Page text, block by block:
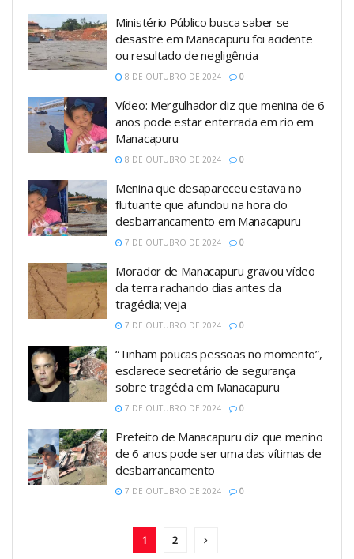
Ministério Público busca saber se
desastre em Manacapuru foi acidente
ou resultado de negligência
8 DE OUTUBRO DE 2024 0
Vídeo: Mergulhador diz que menina de 6
anos pode estar enterrada em rio em
Manacapuru
8 DE OUTUBRO DE 2024 0
Menina que desapareceu estava no
flutuante que afundou na hora do
desbarrancamento em Manacapuru
7 DE OUTUBRO DE 2024 0
Morador de Manacapuru gravou vídeo
da terra rachando dias antes da
tragédia; veja
7 DE OUTUBRO DE 2024 0
“Tinham poucas pessoas no momento”,
esclarece secretário de segurança
sobre tragédia em Manacapuru
7 DE OUTUBRO DE 2024 0
Prefeito de Manacapuru diz que menino
de 6 anos pode ser uma das vítimas de
desbarrancamento
7 DE OUTUBRO DE 2024 0
1 2